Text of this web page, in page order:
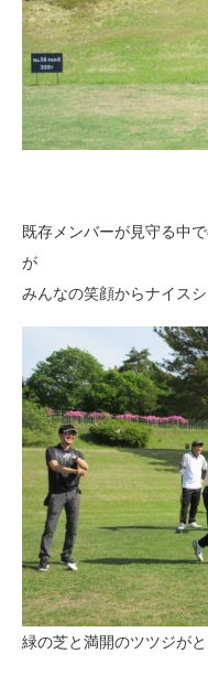
既存メンバーが見守る中
が
みんなの笑顔からナイス
緑の芝と満開のツツジが